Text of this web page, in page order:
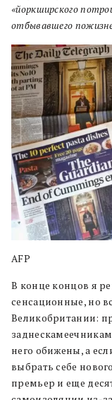
«йоркширского
отбывавшего
AFP
В конце концов я
сенсационные, но
Великобритании:
него обижены, а
выбрать себе
премьер и еще